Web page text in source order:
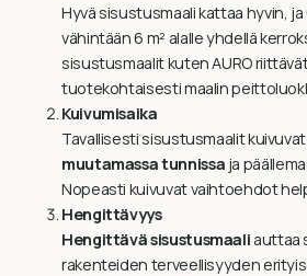
Hyvä sisustusmaali kattaa hyvin,
vähintään 6 m² alalle yhdellä
sisustusmaalit kuten AURO riittävät
tuotekohtaisesti maalin
Kuivumisaika
Tavallisesti sisustusmaalit kuivuvat
muutamassa tunnissa ja
Nopeasti kuivuvat vaihtoehdot
Hengittävyys
Hengittävä sisustusmaali auttaa
rakenteiden terveellisyyden